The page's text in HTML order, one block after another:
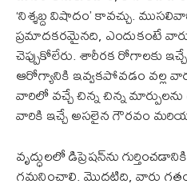
‘నిశ్శబ్ద విషాదం’ కావచ్చు.
ప్రమాదకరమైనది, ఎందుకంటే
చెప్పుకోలేరు. శారీరక రోగాలకు
ఆరోగ్యానికి ఇవ్వకపోవడం వల్ల
వారిలో వచ్చే చిన్న చిన్న
వారికి ఇచ్చే అసలైన గౌరవం
వృద్ధులలో డిప్రెషన్‌ను
గమనించాలి. మొదటిది, వారు